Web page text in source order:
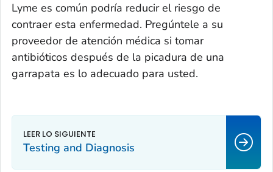
Lyme es común podría reducir el riesgo de
contraer esta enfermedad. Pregúntele a su
proveedor de atención médica si tomar
antibióticos después de la picadura de una
garrapata es lo adecuado para usted.
Testing and Diagnosis